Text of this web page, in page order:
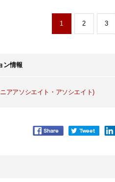
1 2 3
ン情報
アアソシエイト・アソシエイト)